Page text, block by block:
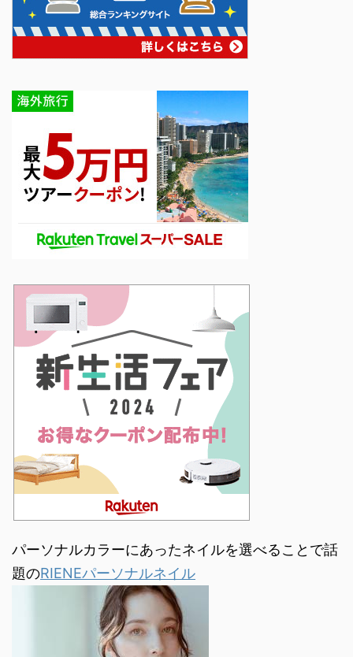
パーソナルカラーにあったネイルを選べることで話
題のRIENEパーソナルネイル